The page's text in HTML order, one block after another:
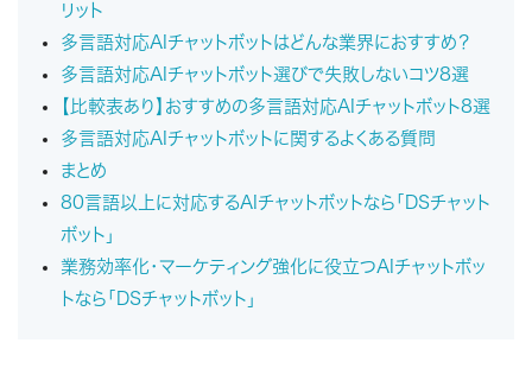
リット
多言語対応AIチャットボットはどんな業界におすすめ？
多言語対応AIチャットボット選びで失敗しないコツ8選
【比較表あり】おすすめの多言語対応AIチャットボット8選
多言語対応AIチャットボットに関するよくある質問
まとめ
80言語以上に対応するAIチャットボットなら「DSチャット
ボット」
業務効率化・マーケティング強化に役立つAIチャットボッ
トなら「DSチャットボット」